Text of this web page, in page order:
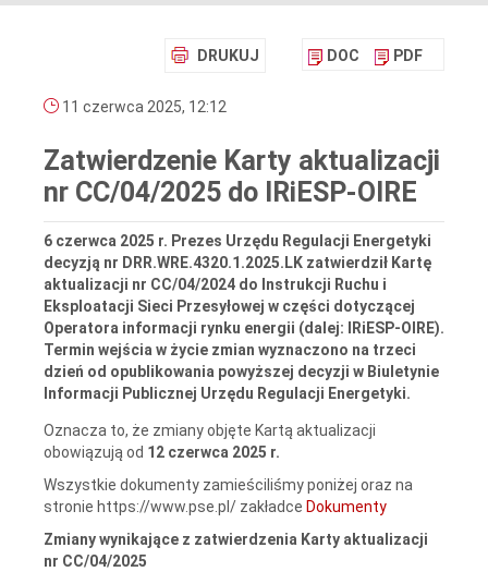
DRUKUJ DOC PDF
11 czerwca 2025, 12:12
Zatwierdzenie Karty aktualizacji
nr CC/04/2025 do IRiESP-OIRE
6 czerwca 2025 r. Prezes Urzędu Regulacji Energetyki
decyzją nr DRR.WRE.4320.1.2025.LK zatwierdził Kartę
aktualizacji nr CC/04/2024 do Instrukcji Ruchu i
Eksploatacji Sieci Przesyłowej w części dotyczącej
Operatora informacji rynku energii (dalej: IRiESP-OIRE).
Termin wejścia w życie zmian wyznaczono na trzeci
dzień od opublikowania powyższej decyzji w Biuletynie
Informacji Publicznej Urzędu Regulacji Energetyki.
Oznacza to, że zmiany objęte Kartą aktualizacji
obowiązują od 12 czerwca 2025 r.
Wszystkie dokumenty zamieściliśmy poniżej oraz na
stronie https://www.pse.pl/ zakładce Dokumenty
Zmiany wynikające z zatwierdzenia Karty aktualizacji
nr CC/04/2025